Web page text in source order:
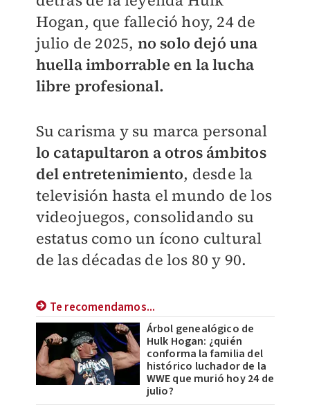
Hogan, que falleció hoy, 24 de
julio de 2025, no solo dejó una
huella imborrable en la lucha
libre profesional.
Su carisma y su marca personal
lo catapultaron a otros ámbitos
del entretenimiento, desde la
televisión hasta el mundo de los
videojuegos, consolidando su
estatus como un ícono cultural
de las décadas de los 80 y 90.
Te recomendamos...
Árbol genealógico de
Hulk Hogan: ¿quién
conforma la familia del
histórico luchador de la
WWE que murió hoy 24 de
julio?